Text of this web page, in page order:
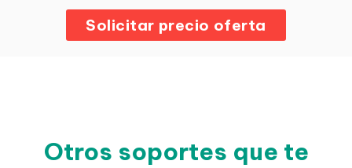
Solicitar precio oferta
Otros soportes que te